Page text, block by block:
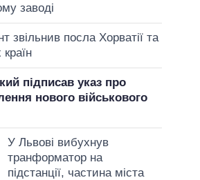
заводі
звільнив посла Хорватії та
підписав указ про
нового військового
У Львові вибухнув
транформатор на
підстанції, частина міста